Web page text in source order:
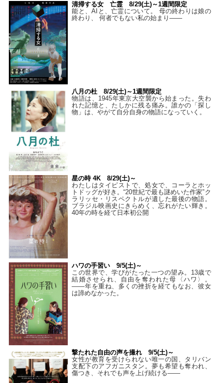
清掃する女 亡霊 8/29(土)～1週間限定
能と、AIと、亡霊について。 母の終わりは娘の
終わり、 何者でもない私の始まり――
八月の杜 8/29(土)～1週間限定
物語は、1945年東京大空襲から始まった。失わ
れた記憶と、たしかに残る痛み。誰かの「探し
物」は、やがて自分自身の物語になっていく。
星の時 4K 8/29(土)～
わたしはタイピストで、処⼥で、コーラとホッ
トドッグが好き。“20世紀で最も謎めいた作家”ク
ラリッセ・リスペクトルが遺した最後の物語。
ブラジル映画史にきらめく、忘れがたい輝き。
40年の時を経て⽇本初公開
ハワの手習い 9/5(土)～
この世界で、学びがたった一つの望み。13歳で
結婚させられ、自由を奪われた母〈ハワ〉。
——年を重ね、多くの挫折を経てもなお、彼女
は諦めなかった。
撃たれた自由の声を撮れ 9/5(土)～
女性が教育を受けられない唯一の国、タリバン
支配下のアフガニスタン。夢も希望も奪われ、
傷つき、それでも声を上げ続ける——